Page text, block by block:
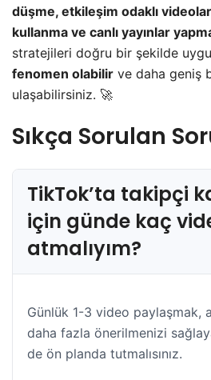
düşme, etkileşim odaklı
kullanma ve canlı yayınlar
stratejileri doğru bir şekilde
fenomen olabilir ve daha geniş
ulaşabilirsiniz. 🚀
Sıkça Sorulan
TikTok’ta takipçi
için günde kaç
atmalıyım?
Günlük 1-3 video paylaşmak,
daha fazla önerilmenizi
de ön planda tutmalısınız.